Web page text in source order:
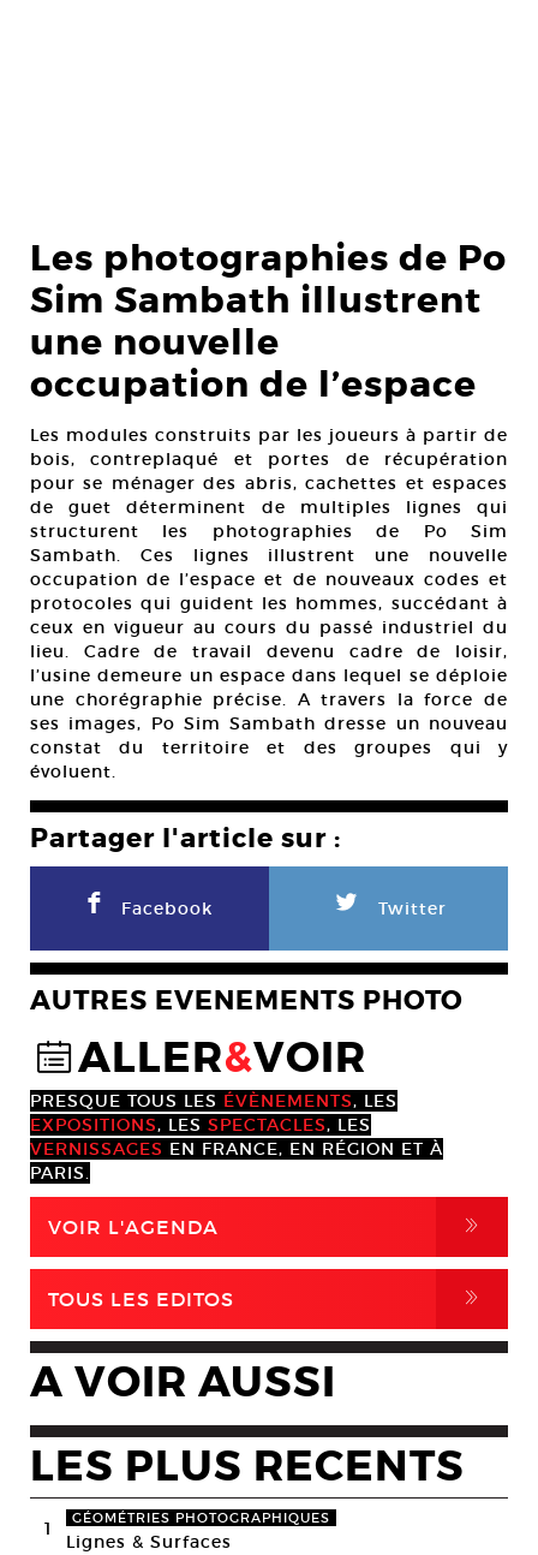
Les photographies de Po
Sim Sambath illustrent
une nouvelle
occupation de l’espace
Les modules construits par les joueurs à partir de
bois, contreplaqué et portes de récupération
pour se ménager des abris, cachettes et espaces
de guet déterminent de multiples lignes qui
structurent les photographies de Po Sim
Sambath. Ces lignes illustrent une nouvelle
occupation de l’espace et de nouveaux codes et
protocoles qui guident les hommes, succédant à
ceux en vigueur au cours du passé industriel du
lieu. Cadre de travail devenu cadre de loisir,
l’usine demeure un espace dans lequel se déploie
une chorégraphie précise. A travers la force de
ses images, Po Sim Sambath dresse un nouveau
constat du territoire et des groupes qui y
évoluent.
Partager l'article sur :
F Facebook L Twitter
AUTRES EVENEMENTS PHOTO
@ALLER&VOIR
PRESQUE TOUS LES ÉVÈNEMENTS, LES
EXPOSITIONS, LES SPECTACLES, LES
VERNISSAGES EN FRANCE, EN RÉGION ET À
PARIS.
VOIR L'AGENDA ,
TOUS LES EDITOS ,
A VOIR AUSSI
LES PLUS RECENTS
1 GÉOMÉTRIES PHOTOGRAPHIQUES
Lignes & Surfaces